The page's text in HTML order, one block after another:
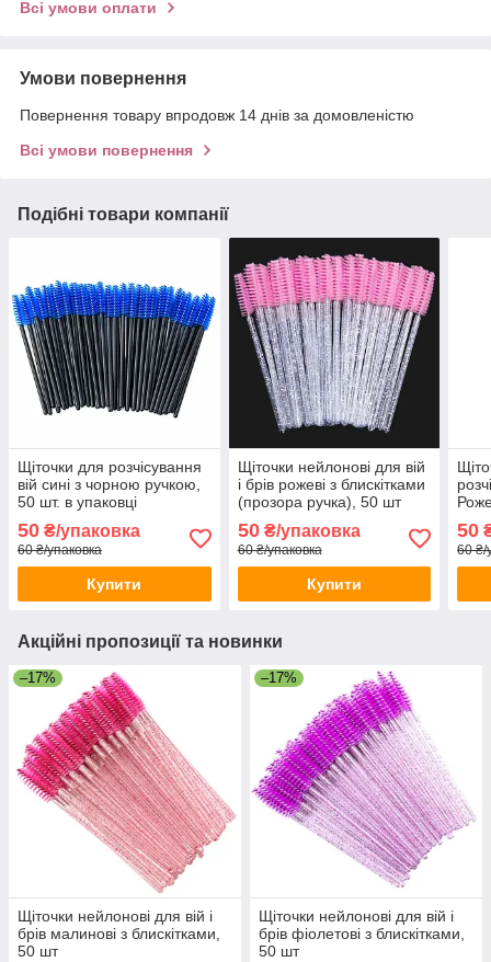
Всі умови оплати
Умови повернення
Повернення товару впродовж 14 днів за домовленістю
Всі умови повернення
Подібні товари компанії
Щіточки для розчісування
вій сині з чорною ручкою,
50 шт. в упаковці
50 ₴/упаковка
60 ₴/упаковка
Купити
Щіточки нейлонові для вій
і брів рожеві з блискітками
(прозора ручка), 50 шт
50₴/упаковка
60 ₴/упаковка
Купити
50
60 ₴/
Акційні пропозиції та новинки
–17%
Щіточки нейлонові для вій і
брів малинові з блискітками,
50 шт
–17%
Щіточки нейлонові для вій і
брів фіолетові з блискітками,
50 шт